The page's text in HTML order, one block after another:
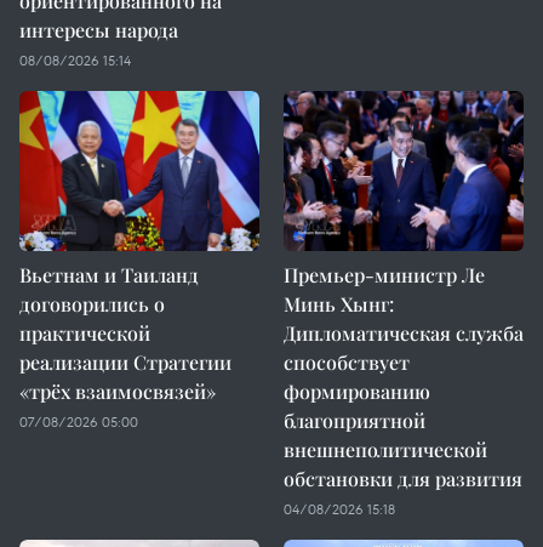
интересы народа
08/08/2026 15:14
Вьетнам и Таиланд
договорились о
практической
реализации Стратегии
«трёх взаимосвязей»
07/08/2026 05:00
Премьер-министр Ле
Минь Хынг:
Дипломатическая служба
способствует
формированию
благоприятной
внешнеполитической
обстановки для развития
04/08/2026 15:18